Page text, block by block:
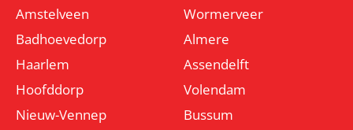
Amstelveen
Badhoevedorp
Haarlem
Hoofddorp
Nieuw-Vennep
Wormerveer
Almere
Assendelft
Volendam
Bussum